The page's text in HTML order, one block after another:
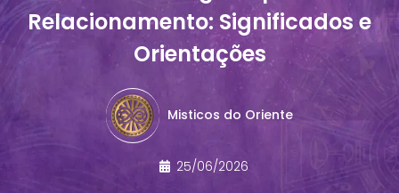
Relacionamento: Significados e
Orientações
Misticos do Oriente
25/06/2026